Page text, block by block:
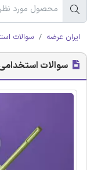
ایران عرضه سوالات
سوالات استخدامی